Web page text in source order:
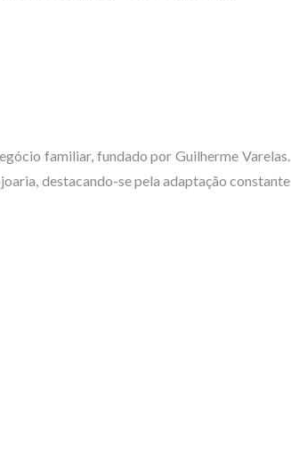
familiar, fundado por Guilherme Varelas.
destacando-se pela adaptação constante